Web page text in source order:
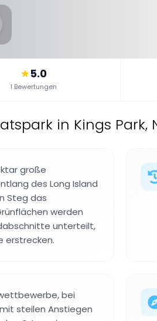
5.0
1 Bewertungen
in Kings Park,
große
des Long Island
Steg das
werden
unterteilt,
erstrecken.
bei
steilen Anstiegen